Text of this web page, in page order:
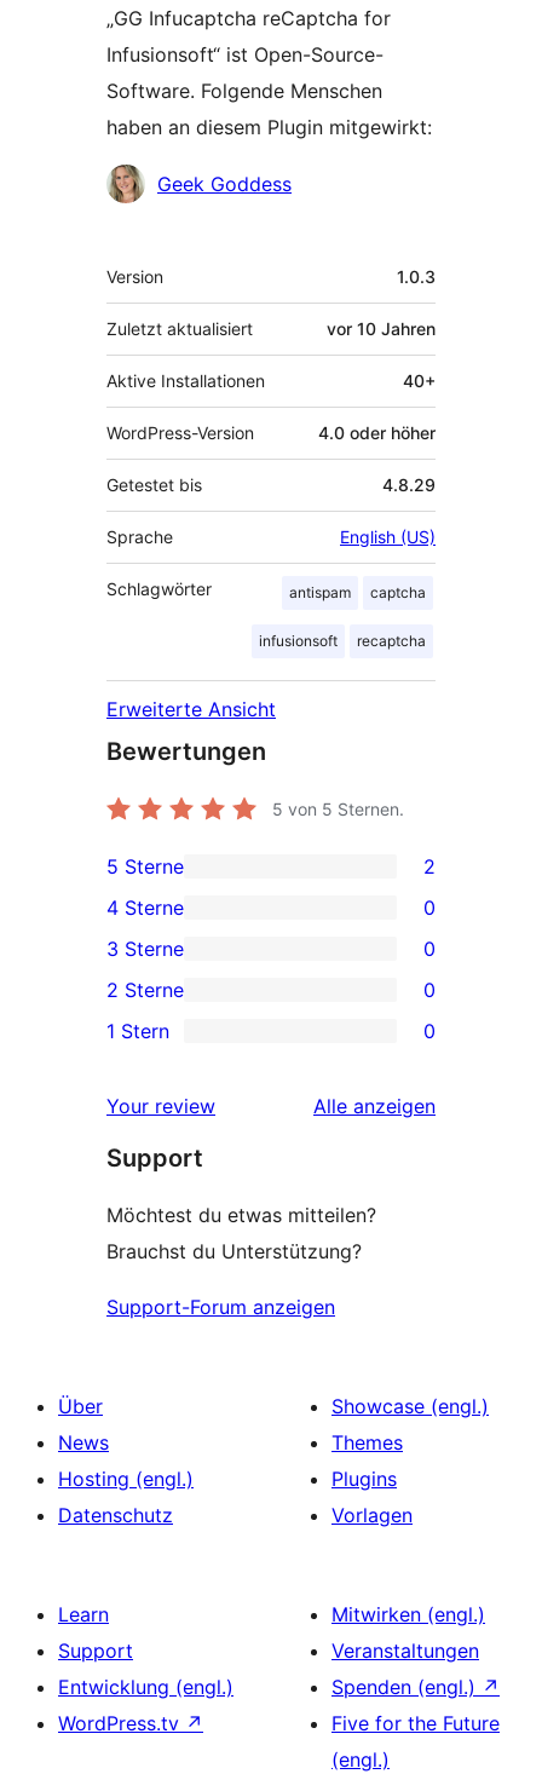
„GG Infucaptcha reCaptcha for
Infusionsoft“ ist Open-Source-
Software. Folgende Menschen
haben an diesem Plugin mitgewirkt:
Mitwirkende
Geek Goddess
Meta
Version 1.0.3
Zuletzt aktualisiert vor 10 Jahren
Aktive Installationen 40+
WordPress-Version 4.0 oder höher
Getestet bis 4.8.29
Sprache English (US)
Schlagwörter antispam captcha
infusionsoft recaptcha
Erweiterte Ansicht
Bewertungen
5 von 5 Sternen.
2 5-
Sterne-
Rezensionen
5 Sterne 2
0 4-
Sterne-
Rezensionen
4 Sterne 0
0 3-
Sterne-
Rezensionen
3 Sterne 0
0 2-
Sterne-
2 Sterne 0
0 1-
Rezensionen
1 Stern 0
Your review Alle Rezensionen
anzeigen
Support
Möchtest du etwas mitteilen?
Brauchst du Unterstützung?
Support-Forum anzeigen
Über
News
Hosting (engl.)
Datenschutz
Showcase (engl.)
Themes
Plugins
Vorlagen
Learn
Support
Entwicklung (engl.)
WordPress.tv ↗
Mitwirken (engl.)
Veranstaltungen
Spenden (engl.) ↗
Five for the Future
(engl.)